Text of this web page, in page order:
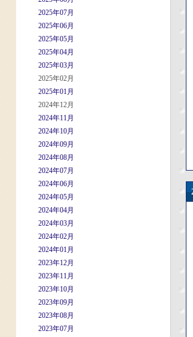
2025年07月
2025年06月
2025年05月
2025年04月
2025年03月
2025年02月
2025年01月
2024年12月
2024年11月
2024年10月
2024年09月
2024年08月
2024年07月
2024年06月
2024年05月
2024年04月
2024年03月
2024年02月
2024年01月
2023年12月
2023年11月
2023年10月
2023年09月
2023年08月
2023年07月